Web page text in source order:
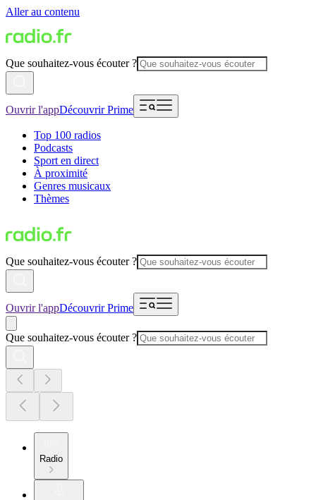
Aller au contenu
Que souhaitez-vous écouter ?
Ouvrir l'appDécouvrir Prime
Top 100 radios
Podcasts
Sport en direct
À proximité
Genres musicaux
Thèmes
Que souhaitez-vous écouter ?
Ouvrir l'appDécouvrir Prime
Que souhaitez-vous écouter ?
Radio